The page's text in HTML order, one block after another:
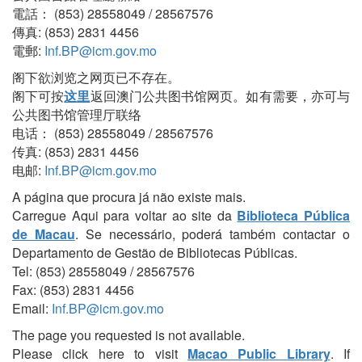
電話： (853) 28558049 / 28567576
傳真: (853) 2831 4456
電郵: Inf.BP@icm.gov.mo
阁下欲浏览之网页已不存在。
阁下可按这里返回澳门公共图书馆网页。如有需要，亦可与
公共图书馆管理厅联络
电话： (853) 28558049 / 28567576
传真: (853) 2831 4456
电邮: Inf.BP@icm.gov.mo
A página que procura já não existe mais.
Carregue Aqui para voltar ao site da Biblioteca Pública
de Macau. Se necessário, poderá também contactar o
Departamento de Gestão de Bibliotecas Públicas.
Tel: (853) 28558049 / 28567576
Fax: (853) 2831 4456
Email: Inf.BP@icm.gov.mo
The page you requested is not available.
Please click here to visit Macao Public Library. If